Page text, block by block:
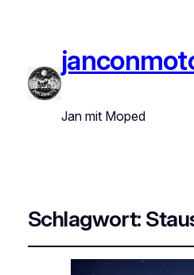
Jan mit Moped
Schlagwort: